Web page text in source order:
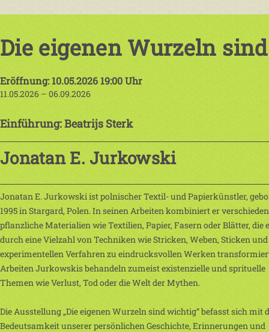
Die eigenen Wurzeln
Eröffnung: 10.05.2026 19:00 Uhr
11.05.2026 – 06.09.2026
Einführung: Beatrijs Sterk
Jonatan E. Jurkowski
Jonatan E. Jurkowski ist polnischer Textil- und Papierkünstler,
1995 in Stargard, Polen. In seinen Arbeiten kombiniert er
pflanzliche Materialien wie Textilien, Papier, Fasern oder Blätter, die
durch eine Vielzahl von Techniken wie Stricken, Weben, Sticken und
experimentellen Verfahren zu eindrucksvollen Werken
Arbeiten Jurkowskis behandeln zumeist existenzielle und sprituelle
Themen wie Verlust, Tod oder die Welt der Mythen.
Die Ausstellung „Die eigenen Wurzeln sind wichtig“ befasst sich mit
Bedeutsamkeit unserer persönlichen Geschichte, Erinnerungen und